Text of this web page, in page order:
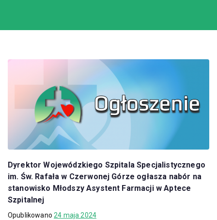
Dyrektor Wojewódzkiego Szpitala Specjalistycznego
im. Św. Rafała w Czerwonej Górze ogłasza nabór na
stanowisko Młodszy Asystent Farmacji w Aptece
Szpitalnej
Opublikowano24 maja 2024